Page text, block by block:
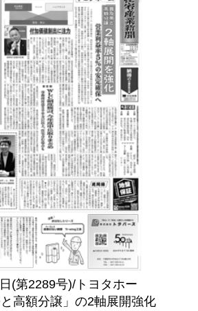
(第2289号)/トヨタホー
高額分譲」の2軸展開強化